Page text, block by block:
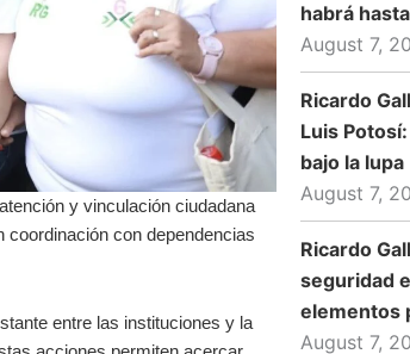
y vinculación ciudadana
con dependencias
entre las instituciones y la
habrá
August 7,
Ricardo
Luis
bajo la lupa
August 7,
Ricardo
seguridad
elementos
August 7,